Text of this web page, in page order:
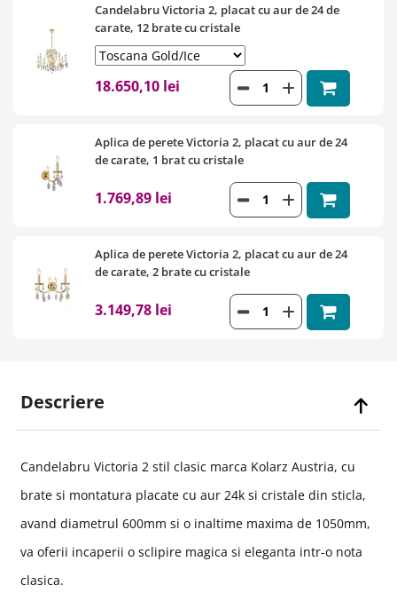
Candelabru Victoria 2, placat cu aur de 24 de
carate, 12 brate cu cristale
18.650,10 lei
Aplica de perete Victoria 2, placat cu aur de 24
de carate, 1 brat cu cristale
1.769,89 lei
Aplica de perete Victoria 2, placat cu aur de 24
de carate, 2 brate cu cristale
3.149,78 lei
Descriere
Candelabru Victoria 2 stil clasic marca Kolarz Austria, cu
brate si montatura placate cu aur 24k si cristale din sticla,
avand diametrul 600mm si o inaltime maxima de 1050mm,
va oferii incaperii o sclipire magica si eleganta intr-o nota
clasica.